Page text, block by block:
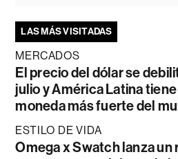
LAS MÁS VISITADAS
MERCADOS
El precio del dólar se
julio y América Latina
moneda más fuerte del
ESTILO DE VIDA
Omega x Swatch lanza un